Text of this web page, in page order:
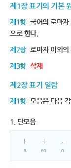
제1장 표기의 기본
제1항 국어의 로마자
으로 한다.
제2항 로마자 이외
제3항 삭제
제2장 표기 일람
제1항 모음은 다음
1. 단모음
ㅏ
a
ㅓ
eo
ㅗ
o